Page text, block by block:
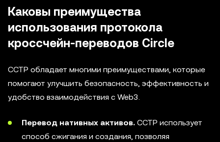
Каковы преимущества
использования протокола
кроссчейн-переводов Circle
CCTP обладает многими преимуществами, которые
помогают улучшить безопасность, эффективность и
удобство взаимодействия с Web3.
Перевод нативных активов. CCTP использует
способ сжигания и создания, позволяя